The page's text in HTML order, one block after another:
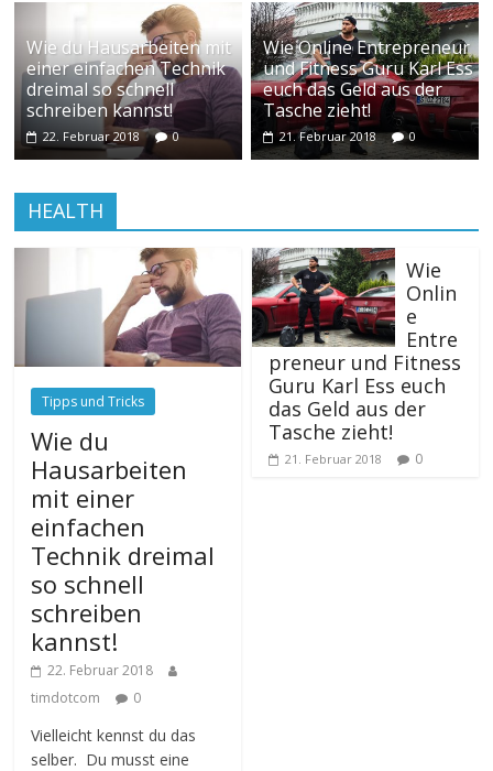
Wie du Hausarbeiten mit
einer einfachen Technik
dreimal so schnell
schreiben kannst!
22. Februar 2018 0
Wie Online Entrepreneur
und Fitness Guru Karl Ess
euch das Geld aus der
Tasche zieht!
21. Februar 2018 0
HEALTH
Tipps und Tricks
Wie du
Hausarbeiten
mit einer
einfachen
Technik dreimal
so schnell
schreiben
kannst!
22. Februar 2018
timdotcom
0
Vielleicht kennst du das
selber. Du musst eine
Wie
Onlin
e
Entre
preneur und Fitness
Guru Karl Ess euch
das Geld aus der
Tasche zieht!
21. Februar 2018 0